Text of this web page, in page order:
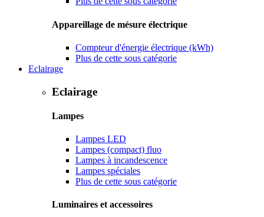
Appareillage de mésure électrique
Compteur d'énergie électrique (kWh)
Plus de cette sous catégorie
Eclairage
Eclairage
Lampes
Lampes LED
Lampes (compact) fluo
Lampes à incandescence
Lampes spéciales
Plus de cette sous catégorie
Luminaires et accessoires